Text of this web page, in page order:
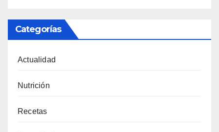
Categorías
Actualidad
Nutrición
Recetas